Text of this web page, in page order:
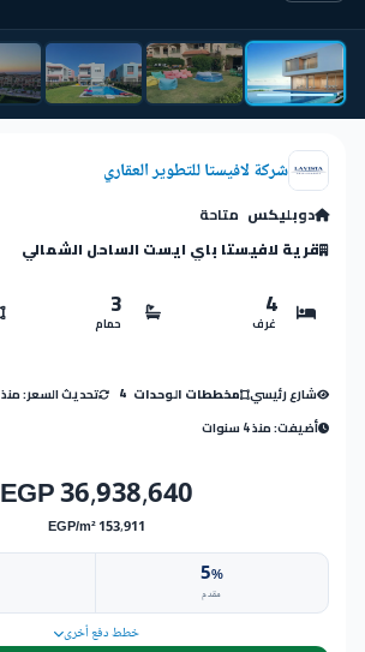
شركة لافيستا للتطوير العقاري
دوبليكس متاحة
قرية لافيستا باي ايست الساحل الشمالي
4
غرف
3
حمام
شارع رئيسي مخططات الوحدات 4
تحديث السعر: منذ 3 أشهر
أضيفت: منذ 4 سنوات
36,938,640 EGP
153,911 EGP/m²
5%
مقدم
خطط دفع أخرى